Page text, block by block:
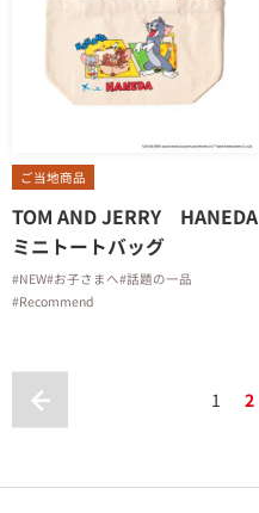
ご当地商品
TOM AND JERRY HANEDA
ミニトートバッグ
#NEW#お子さまへ#話題の一品
#Recommend
1 2